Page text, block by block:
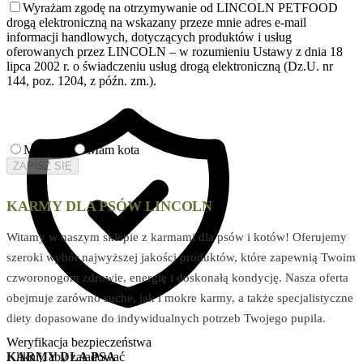
Wyrażam zgodę na otrzymywanie od LINCOLN PETFOOD
drogą elektroniczną na wskazany przeze mnie adres e-mail
informacji handlowych, dotyczących produktów i usług
oferowanych przez LINCOLN – w rozumieniu Ustawy z dnia 18
lipca 2002 r. o świadczeniu usług drogą elektroniczną (Dz.U. nr
144, poz. 1204, z późn. zm.).
Weryfikacja bezpieczeństwa
Kliknij, aby załadować
Mam psa Mam kota
ZAPISZ SIĘ
KARMY DLA PSÓW LINCOLN
Witamy w naszym sklepie z karmami dla psów i kotów! Oferujemy
szeroki wybór najwyższej jakości produktów, które zapewnią Twoim
czworonogom zdrowie, energię i doskonałą kondycję. Nasza oferta
obejmuje zarówno suche, jak i mokre karmy, a także specjalistyczne
diety dopasowane do indywidualnych potrzeb Twojego pupila.
KARMY DLA PSA